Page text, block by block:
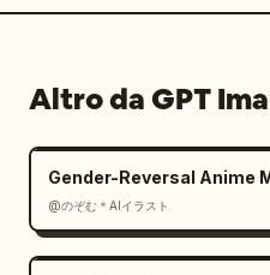
Altro da GPT
Gender-Reversal Anime
@のぞむ＊AIイラスト